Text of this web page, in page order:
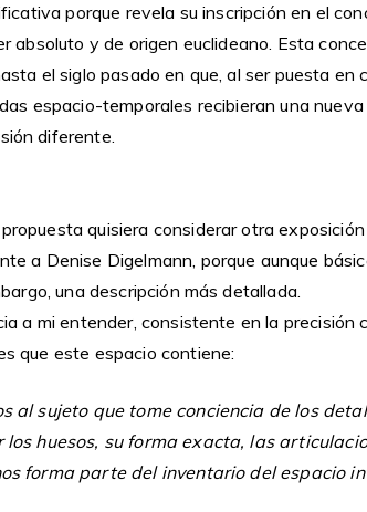
porque revela su inscripción en el
absoluto y de origen euclideano. Esta
el siglo pasado en que, al ser puesta en
espacio-temporales recibieran una
diferente.
quisiera considerar otra
a Denise Digelmann, porque aunque
una descripción más detallada.
a mi entender, consistente en la precisión
que este espacio contiene:
al sujeto que tome conciencia de los
huesos, su forma exacta, las
forma parte del inventario del espacio